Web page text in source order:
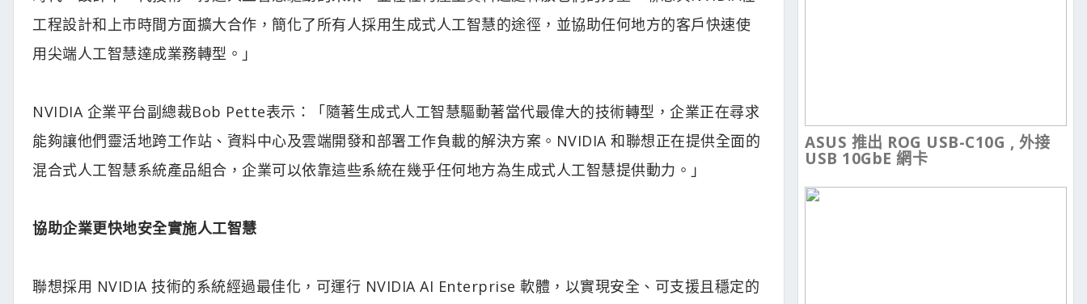
工程設計和上市時間方面擴大合作，簡化了所有人採用生成式人工智慧的途徑，並協助任何地方的客戶快速使
用尖端人工智慧達成業務轉型。」
NVIDIA 企業平台副總裁Bob Pette表示：「隨著生成式人工智慧驅動著當代最偉大的技術轉型，企業正在尋求
能夠讓他們靈活地跨工作站、資料中心及雲端開發和部署工作負載的解決方案。NVIDIA 和聯想正在提供全面的
混合式人工智慧系統產品組合，企業可以依靠這些系統在幾乎任何地方為生成式人工智慧提供動力。」
協助企業更快地安全實施人工智慧
聯想採用 NVIDIA 技術的系統經過最佳化，可運行 NVIDIA AI Enterprise 軟體，以實現安全、可支援且穩定的
ASUS 推出 ROG USB-C10G , 外接
USB 10GbE 網卡